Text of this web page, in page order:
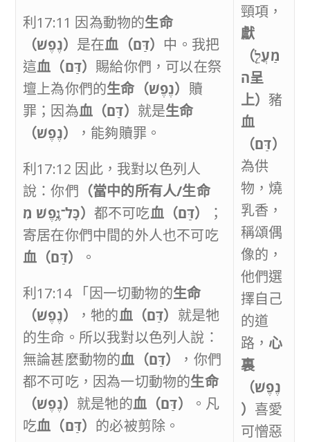
利17:11 因為動物的生命
（נֶפֶשׁ） 是在血（דַּם） 中。我把
這血（דַּם） 賜給你們，可以在祭
壇上為你們的生命（נֶפֶשׁ） 贖
罪；因為血（דַּם） 就是生命
（נֶפֶשׁ）
，能夠贖罪。
利17:12 因此，我對以色列人
說：你們 （當中的所有人/生命
כָּל־נֶ֥פֶשׁ מִ） 都不可吃血（דַּם）
；
寄居在你們中間的外人也不可吃
血（דַּם）
。
利17:14 「因一切動物的生命
（נֶפֶשׁ） ，牠的血（דַּם） 就是牠
的生命。所以我對以色列人說：
無論甚麼動物的血（דַּם）
，你們
都不可吃，因為一切動物的生命
（נֶפֶשׁ） 就是牠的血（דַּם）
。凡
吃血（דַּם） 的必被剪除。
頸項，
獻
（מַעֲלֵ֤
ה呈
上） 豬
血
（דַּם）
為供
物，燒
乳香，
稱頌偶
像的，
他們選
擇自己
的道
路， 心
裏
（נֶפֶשׁ
） 喜愛
可憎惡